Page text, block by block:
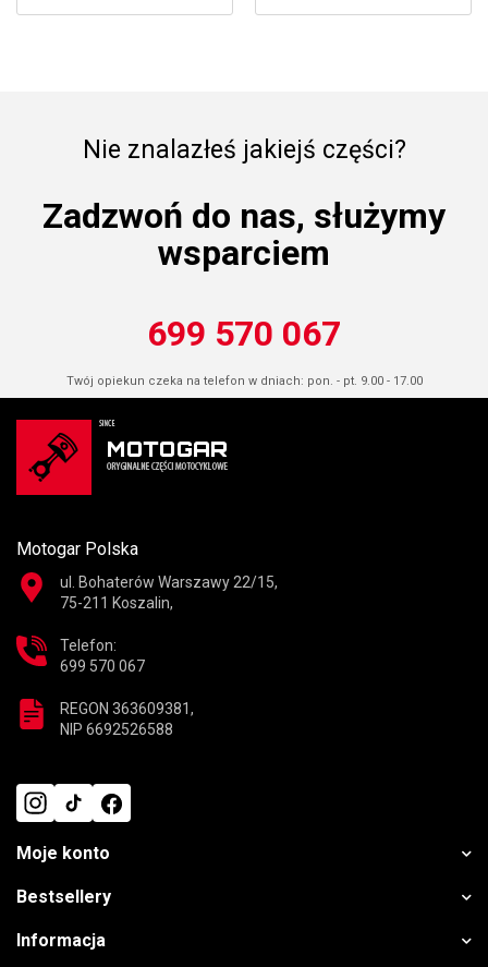
Nie znalazłeś jakiejś części?
Zadzwoń do nas, służymy
wsparciem
699 570 067
Twój opiekun czeka na telefon w dniach: pon. - pt. 9.00 - 17.00
Motogar Polska
ul. Bohaterów Warszawy 22/15,
75-211 Koszalin,
Telefon:
699 570 067
REGON 363609381,
NIP 6692526588
Moje konto
Bestsellery
Informacja